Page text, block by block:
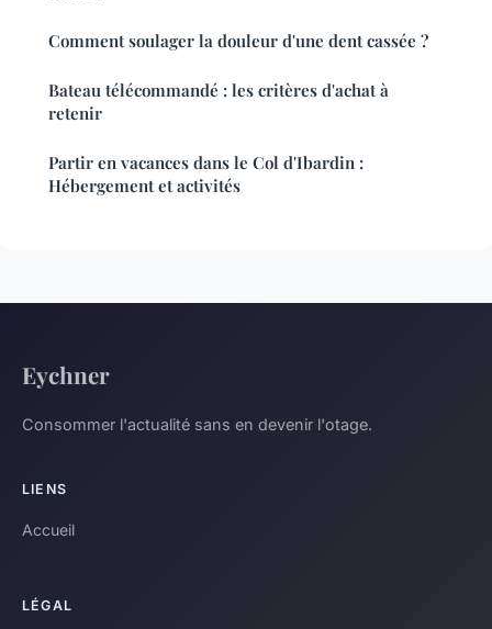
Comment soulager la douleur d'une dent cassée ?
Bateau télécommandé : les critères d'achat à
retenir
Partir en vacances dans le Col d'Ibardin :
Hébergement et activités
Eychner
Consommer l'actualité sans en devenir l'otage.
LIENS
Accueil
LÉGAL